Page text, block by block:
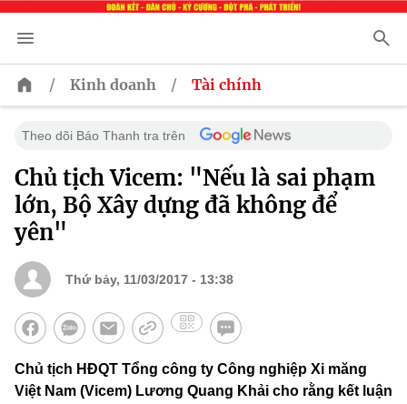
/ Kinh doanh / Tài chính
Theo dõi Báo Thanh tra trên
Chủ tịch Vicem: "Nếu là sai phạm
lớn, Bộ Xây dựng đã không để
yên"
Thứ bảy, 11/03/2017 - 13:38
Chủ tịch HĐQT Tổng công ty Công nghiệp Xi măng
Việt Nam (Vicem) Lương Quang Khải cho rằng kết luận